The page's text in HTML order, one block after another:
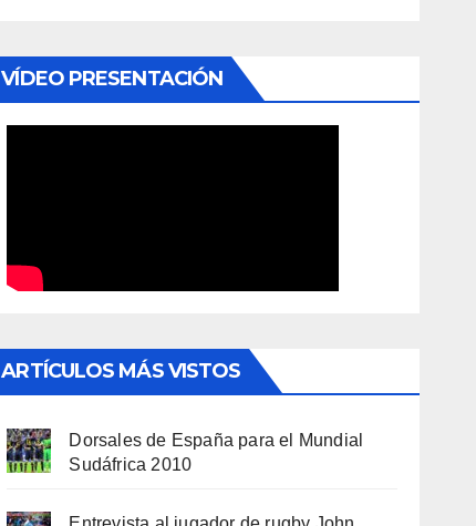
VÍDEO PRESENTACIÓN
ARTÍCULOS MÁS VISTOS
Dorsales de España para el Mundial
Sudáfrica 2010